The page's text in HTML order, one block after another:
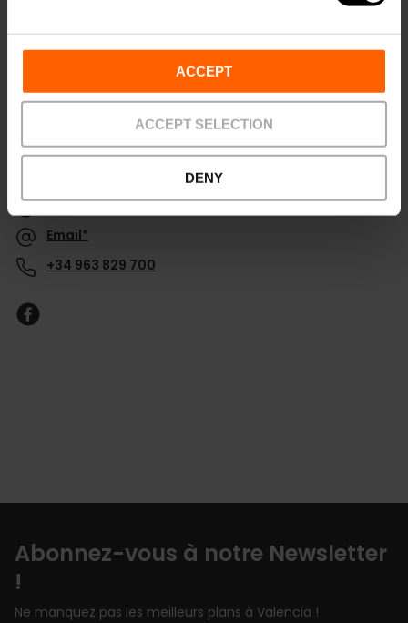
ACCEPT
ACCEPT SELECTION
DENY
Contact
Web Palacio Arzobispal
Email*
+34 963 829 700
Abonnez-vous à notre Newsletter
!
Ne manquez pas les meilleurs plans à Valencia !